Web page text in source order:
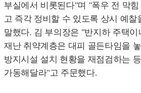
부실에서 비롯된다"며 "폭우 전 막
고 즉각 정비할 수 있도록 상시 예찰
말했다. 김 부의장은 "반지하 주택
재난 취약계층은 대피 골든타임을
방지시설 설치 현황을 재점검하는
가동해달라"고 주문했다.